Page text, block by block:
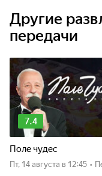
Другие
передачи
7.4
Поле чудес
пт, 14 августа в 12:45 •